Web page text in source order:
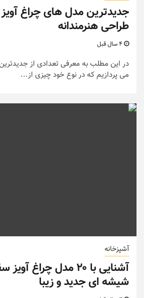
جدیدترین مدل های چراغ
طراحی هنرمندانه
در این مطلب به معرفی تعدادی از
می پردازیم که در نوع خود چیزی از...
آشپزخانه
آشنایی با ۲۰ مدل
شیشه ای جدید و زیبا